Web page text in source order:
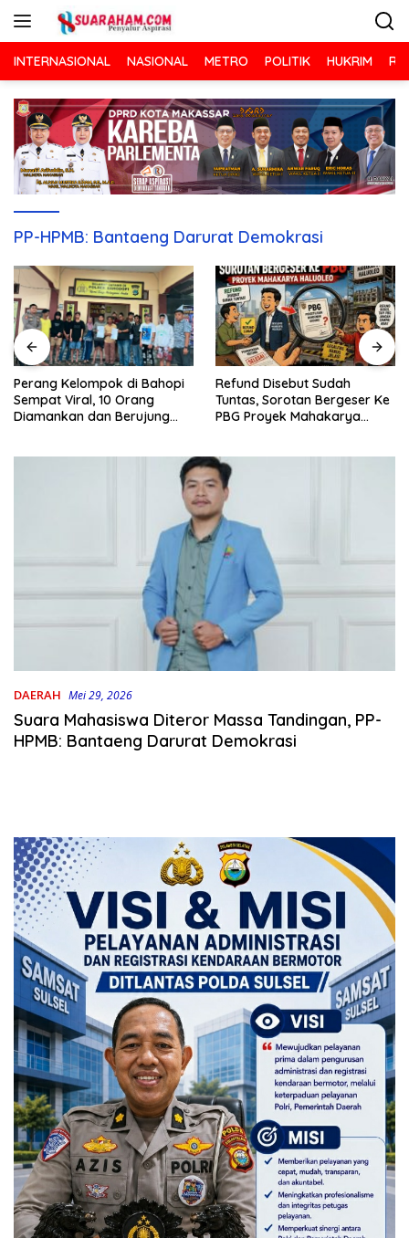
INTERNASIONAL NASIONAL METRO POLITIK HUKRIM
PP-HPMB: Bantaeng Darurat Demokrasi
Perang Kelompok di Bahopi
Sempat Viral, 10 Orang
Diamankan dan Berujung
Refund Disebut Sudah
Tuntas, Sorotan Bergeser Ke
PBG Proyek Mahakarya
DAERAH Mei 29, 2026
Suara Mahasiswa Diteror Massa Tandingan, PP-
HPMB: Bantaeng Darurat Demokrasi